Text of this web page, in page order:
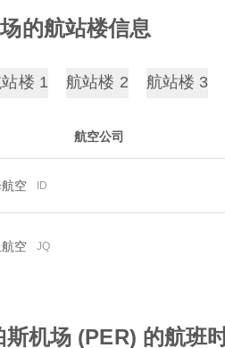
的航站楼信息
楼 1 航站楼 2 航站楼 3
航空公司
空 ID
空 JQ
斯机场 (PER) 的航班